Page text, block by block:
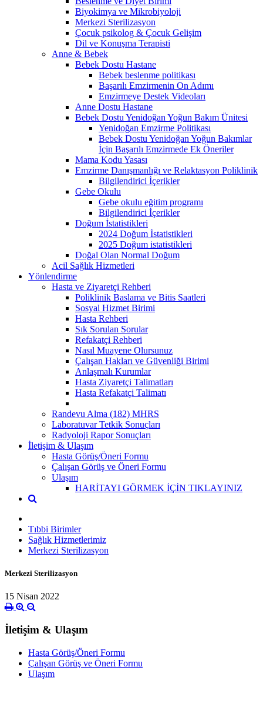
Biyokimya ve Mikrobiyoloji
Merkezi Sterilizasyon
Çocuk psikolog & Çocuk Gelişim
Dil ve Konuşma Terapisti
Anne & Bebek
Bebek Dostu Hastane
Bebek beslenme politikası
Başarılı Emzirmenin On Adımı
Emzirmeye Destek Videoları
Anne Dostu Hastane
Bebek Dostu Yenidoğan Yoğun Bakım Ünitesi
Yenidoğan Emzirme Politikası
Bebek Dostu Yenidoğan Yoğun Bakımlar
İçin Başarılı Emzirmede Ek Öneriler
Mama Kodu Yasası
Emzirme Danışmanlığı ve Relaktasyon Poliklinik
Bilgilendirici İçerikler
Gebe Okulu
Gebe okulu eğitim programı
Bilgilendirici İçerikler
Doğum İstatistikleri
2024 Doğum İstatistikleri
2025 Doğum istatistikleri
Doğal Olan Normal Doğum
Acil Sağlık Hizmetleri
Yönlendirme
Hasta ve Ziyaretçi Rehberi
Poliklinik Baslama ve Bitis Saatleri
Sosyal Hizmet Birimi
Hasta Rehberi
Sık Sorulan Sorular
Refakatçi Rehberi
Nasıl Muayene Olursunuz
Çalışan Hakları ve Güvenliği Birimi
Anlaşmalı Kurumlar
Hasta Ziyaretçi Talimatları
Hasta Refakatçi Talimatı
Randevu Alma (182) MHRS
Laboratuvar Tetkik Sonuçları
Radyoloji Rapor Sonuçları
İletişim & Ulaşım
Hasta Görüş/Öneri Formu
Çalışan Görüş ve Öneri Formu
Ulaşım
HARİTAYI GÖRMEK İÇİN TIKLAYINIZ
Tıbbi Birimler
Sağlık Hizmetlerimiz
Merkezi Sterilizasyon
Merkezi Sterilizasyon
15 Nisan 2022
İletişim & Ulaşım
Hasta Görüş/Öneri Formu
Çalışan Görüş ve Öneri Formu
Ulaşım